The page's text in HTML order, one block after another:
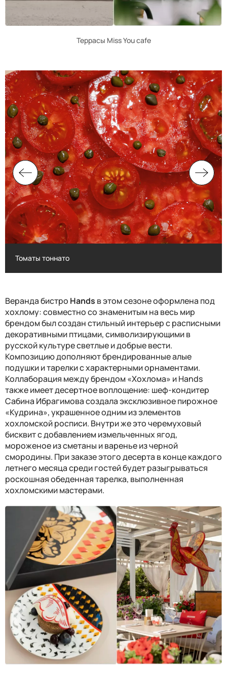
Террасы Miss You cafe
Томаты тоннато
Веранда бистро Hands в этом сезоне оформлена под
хохлому: совместно со знаменитым на весь мир
брендом был создан стильный интерьер с расписными
декоративными птицами, символизирующими в
русской культуре светлые и добрые вести.
Композицию дополняют брендированные алые
подушки и тарелки с характерными орнаментами.
Коллаборация между брендом «Хохлома» иHands
также имеет десертное воплощение: шеф-кондитер
Сабина Ибрагимова создала эксклюзивное пирожное
«Кудрина», украшенное одним из элементов
хохломской росписи. Внутри же это черемуховый
бисквитс добавлением измельченных ягод,
мороженое из сметаны и варенье из черной
смородины. При заказе этого десерта в конце каждого
летнего месяца среди гостей будет разыгрываться
роскошная обеденная тарелка, выполненная
хохломскими мастерами.